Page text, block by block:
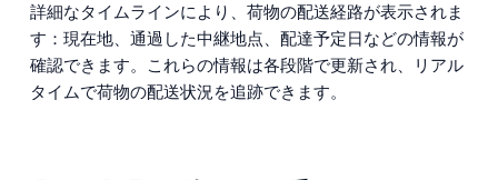
詳細なタイムラインにより、荷物の配送経路が表示されま
す：現在地、通過した中継地点、配達予定日などの情報が
確認できます。これらの情報は各段階で更新され、リアル
タイムで荷物の配送状況を追跡できます。